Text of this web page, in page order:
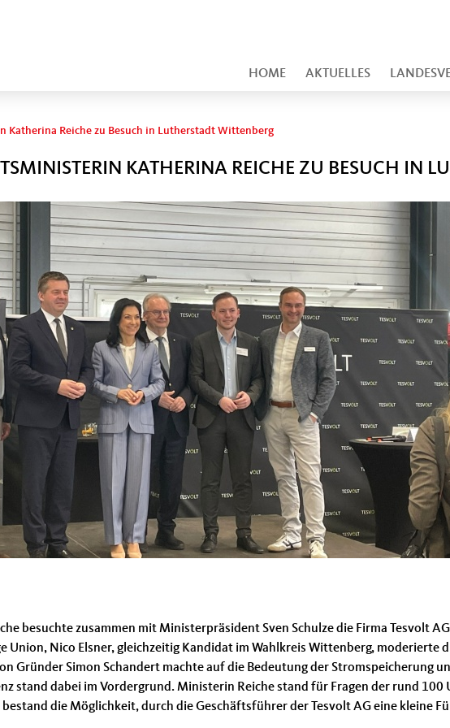
HOME AKTUELLES
Katherina Reiche zu Besuch in Lutherstadt Wittenberg
KATHERINA REICHE ZU BESUCH IN
besuchte zusammen mit Ministerpräsident Sven Schulze die Firma Tesvolt
Union, Nico Elsner, gleichzeitig Kandidat im Wahlkreis Wittenberg, moderierte
Gründer Simon Schandert machte auf die Bedeutung der Stromspeicherung
stand dabei im Vordergrund. Ministerin Reiche stand für Fragen der rund
bestand die Möglichkeit, durch die Geschäftsführer der Tesvolt AG eine kleine